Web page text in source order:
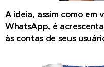
A ideia, assim como em
WhatsApp, é
às contas de seus